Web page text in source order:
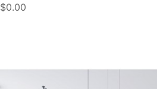
$0.00